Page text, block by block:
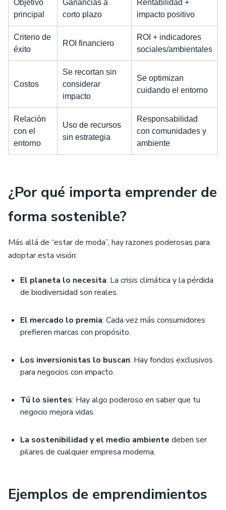
Objetivo
principal
Ganancias a
corto plazo
Rentabilidad +
impacto positivo
Criterio de
éxito
ROI financiero
ROI + indicadores
sociales/ambientales
Costos
Se recortan sin
considerar
impacto
Se optimizan
cuidando el entorno
Relación
con el
entorno
Uso de recursos
sin estrategia
Responsabilidad
con comunidades y
ambiente
¿Por qué importa emprender de
forma sostenible?
Más allá de “estar de moda”, hay razones poderosas para
adoptar esta visión:
El planeta lo necesita: La crisis climática y la pérdida
de biodiversidad son reales.
El mercado lo premia: Cada vez más consumidores
prefieren marcas con propósito.
Los inversionistas lo buscan: Hay fondos exclusivos
para negocios con impacto.
Tú lo sientes: Hay algo poderoso en saber que tu
negocio mejora vidas.
La sostenibilidad y el medio ambiente deben ser
pilares de cualquier empresa moderna.
Ejemplos de emprendimientos